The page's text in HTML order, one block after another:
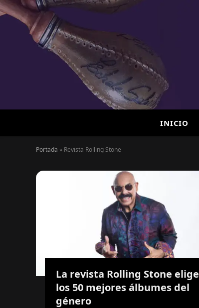
INICIO
Portada » Revista Rolling Stone
La revista Rolling Stone elige
los 50 mejores álbumes del
género